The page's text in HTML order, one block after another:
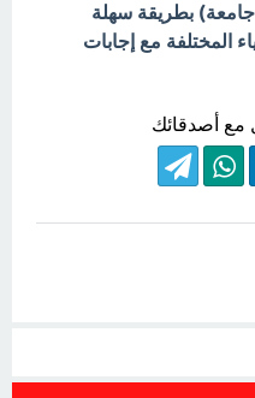
جامعة) بطريقة سهلة
المختلفة مع إجابات
مع أصدقائك